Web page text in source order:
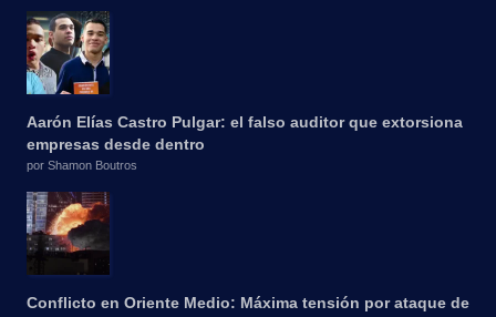
Aarón Elías Castro Pulgar: el falso auditor que extorsiona
empresas desde dentro
por Shamon Boutros
Conflicto en Oriente Medio: Máxima tensión por ataque de